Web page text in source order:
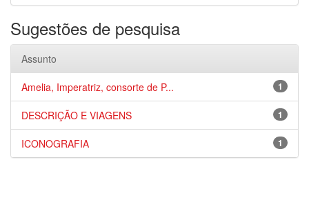
Sugestões de pesquisa
Assunto
1
Amelia, Imperatriz, consorte de P...
1
DESCRIÇÃO E VIAGENS
1
ICONOGRAFIA